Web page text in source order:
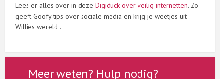
Lees er alles over in dezeDigiduck over veilig internetten. Zo
geeft Goofy tips over sociale media en krijg je weetjes uit
Willies wereld .
Meer weten? Hulp nodig?